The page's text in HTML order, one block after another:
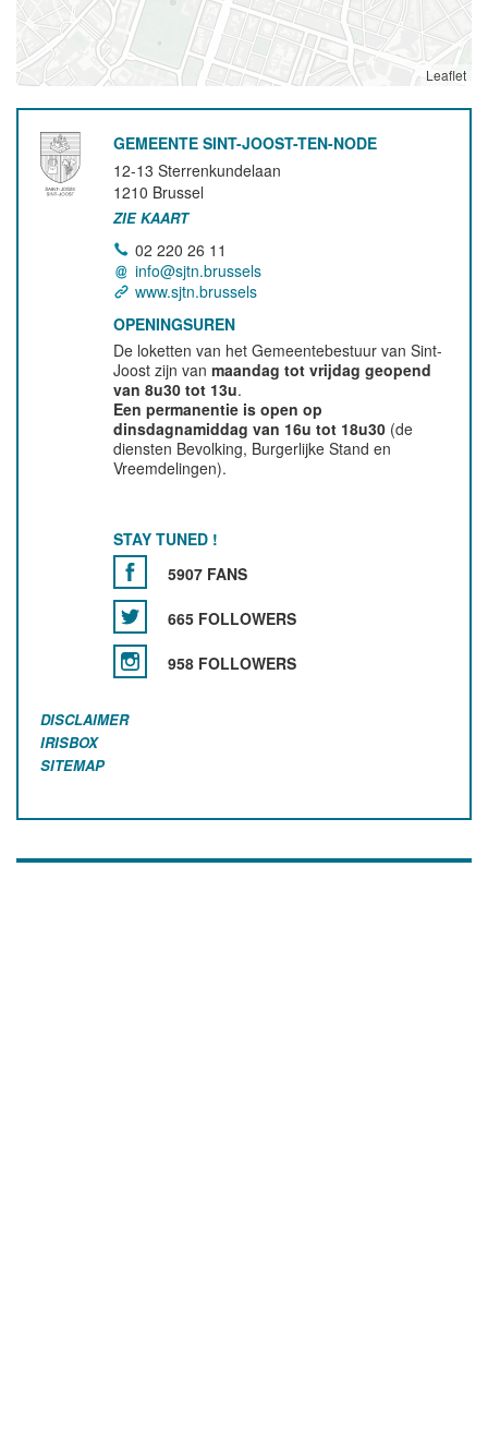
Leaflet
GEMEENTE SINT-JOOST-TEN-NODE
12-13 Sterrenkundelaan
1210 Brussel
ZIE KAART
02 220 26 11
info@sjtn.brussels
www.sjtn.brussels
OPENINGSUREN
De loketten van het Gemeentebestuur van Sint-
Joost zijn vanmaandag tot vrijdag geopend
van 8u30 tot 13u.
Een permanentie is open op
dinsdagnamiddag van 16u tot 18u30 (de
diensten Bevolking, Burgerlijke Stand en
Vreemdelingen).
STAY TUNED !
5907 FANS
665 FOLLOWERS
958 FOLLOWERS
DISCLAIMER
IRISBOX
SITEMAP